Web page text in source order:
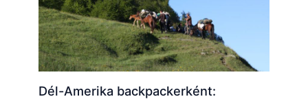
Dél-Amerika backpackerként: